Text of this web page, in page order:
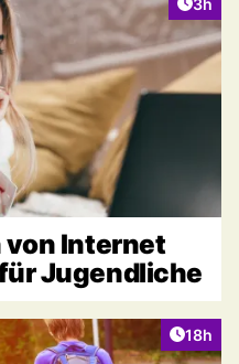
3h
von Internet
Jugendliche
Artikel
18h